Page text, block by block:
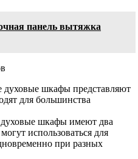
панель вытяжка
шкафы представляют
для большинства
шкафы имеют два
использоваться для
при разных